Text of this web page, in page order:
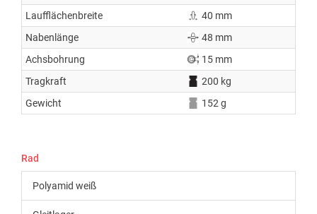
Laufflächenbreite
40 mm
Nabenlänge
48 mm
Achsbohrung
15 mm
Tragkraft
200 kg
Gewicht
152 g
Rad
Polyamid weiß